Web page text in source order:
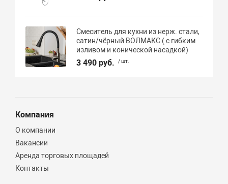
Смеситель для кухни из нерж. стали,
сатин/чёрный ВОЛМАКС ( с гибким
изливом и конической насадкой)
3 490 руб. / шт.
Компания
О компании
Вакансии
Аренда торговых площадей
Контакты